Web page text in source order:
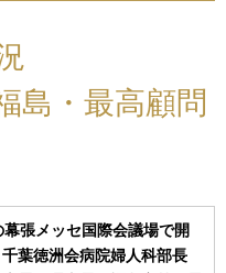
島・最高顧問
張メッセ国際会議場で開
葉徳洲会病院婦人科部長